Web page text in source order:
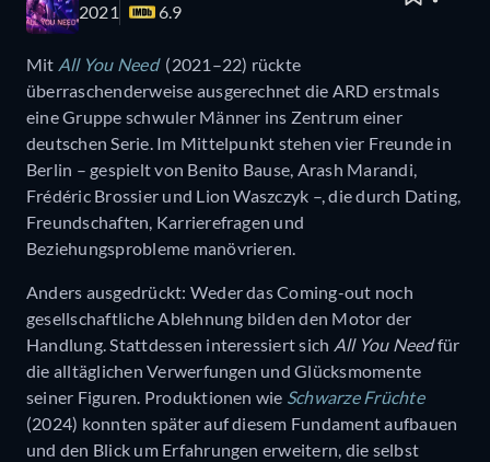
2021 6.9
Mit All You Need (2021–22) rückte
überraschenderweise ausgerechnet die ARD erstmals
eine Gruppe schwuler Männer ins Zentrum einer
deutschen Serie. Im Mittelpunkt stehen vier Freunde in
Berlin – gespielt von Benito Bause, Arash Marandi,
Frédéric Brossier und Lion Waszczyk –, die durch Dating,
Freundschaften, Karrierefragen und
Beziehungsprobleme manövrieren.
Anders ausgedrückt: Weder das Coming-out noch
gesellschaftliche Ablehnung bilden den Motor der
Handlung. Stattdessen interessiert sich All You Needfür
die alltäglichen Verwerfungen und Glücksmomente
seiner Figuren. Produktionen wie Schwarze Früchte
(2024) konnten später auf diesem Fundament aufbauen
und den Blick um Erfahrungen erweitern, die selbst